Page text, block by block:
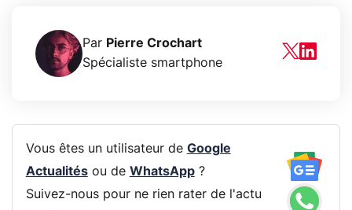
Par Pierre Crochart
Spécialiste smartphone
Vous êtes un utilisateur de Google
Actualitésou de WhatsApp?
Suivez-nous pour ne rien rater de l'actu